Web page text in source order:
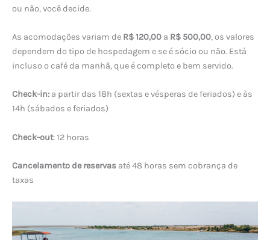
ou não, você decide.
As acomodações variam de R$ 120,00 a R$ 500,00, os valores
dependem do tipo de hospedagem e se é sócio ou não. Está
incluso o café da manhã, que é completo e bem servido.
Check-in: a partir das 18h (sextas e vésperas de feriados) e às
14h (sábados e feriados)
Check-out: 12 horas
Cancelamento de reservas até 48 horas sem cobrança de
taxas